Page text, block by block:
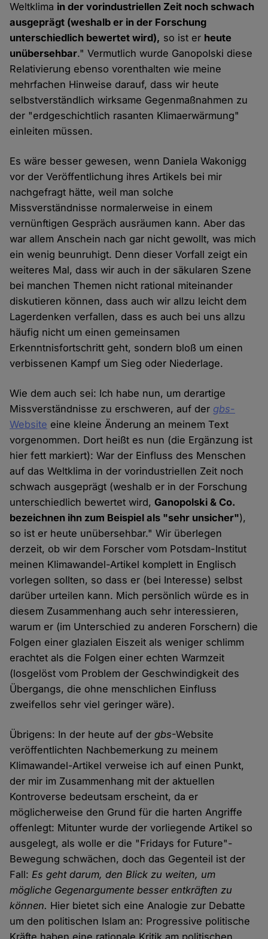
Weltklima in der vorindustriellen Zeit noch schwach
ausgeprägt (weshalb er in der Forschung
unterschiedlich bewertet wird), so ist er heute
unübersehbar." Vermutlich wurde Ganopolski diese
Relativierung ebenso vorenthalten wie meine
mehrfachen Hinweise darauf, dass wir heute
selbstverständlich wirksame Gegenmaßnahmen zu
der "erdgeschichtlich rasanten Klimaerwärmung"
einleiten müssen.
Es wäre besser gewesen, wenn Daniela Wakonigg
vor der Veröffentlichung ihres Artikels bei mir
nachgefragt hätte, weil man solche
Missverständnisse normalerweise in einem
vernünftigen Gespräch ausräumen kann. Aber das
war allem Anschein nach gar nicht gewollt, was mich
ein wenig beunruhigt. Denn dieser Vorfall zeigt ein
weiteres Mal, dass wir auch in der säkularen Szene
bei manchen Themen nicht rational miteinander
diskutieren können, dass auch wir allzu leicht dem
Lagerdenken verfallen, dass es auch bei uns allzu
häufig nicht um einen gemeinsamen
Erkenntnisfortschritt geht, sondern bloß um einen
verbissenen Kampf um Sieg oder Niederlage.
Wie dem auch sei: Ich habe nun, um derartige
Missverständnisse zu erschweren, auf der gbs-
Website eine kleine Änderung an meinem Text
vorgenommen. Dort heißt es nun (die Ergänzung ist
hier fett markiert): War der Einfluss des Menschen
auf das Weltklima in der vorindustriellen Zeit noch
schwach ausgeprägt (weshalb er in der Forschung
unterschiedlich bewertet wird,Ganopolski & Co.
bezeichnen ihn zum Beispiel als "sehr unsicher"),
so ist er heute unübersehbar." Wir überlegen
derzeit, ob wir dem Forscher vom Potsdam-Institut
meinen Klimawandel-Artikel komplett in Englisch
vorlegen sollten, so dass er (bei Interesse) selbst
darüber urteilen kann. Mich persönlich würde es in
diesem Zusammenhang auch sehr interessieren,
warum er (im Unterschied zu anderen Forschern) die
Folgen einer glazialen Eiszeit als weniger schlimm
erachtet als die Folgen einer echten Warmzeit
(losgelöst vom Problem der Geschwindigkeit des
Übergangs, die ohne menschlichen Einfluss
zweifellos sehr viel geringer wäre).
Übrigens: In der heute auf dergbs-Website
veröffentlichten Nachbemerkung zu meinem
Klimawandel-Artikel verweise ich auf einen Punkt,
der mir im Zusammenhang mit der aktuellen
Kontroverse bedeutsam erscheint, da er
möglicherweise den Grund für die harten Angriffe
offenlegt: Mitunter wurde der vorliegende Artikel so
ausgelegt, als wolle er die "Fridays for Future"-
Bewegung schwächen, doch das Gegenteil ist der
Fall:Es geht darum, den Blick zu weiten, um
mögliche Gegenargumente besser entkräften zu
können. Hier bietet sich eine Analogie zur Debatte
um den politischen Islam an: Progressive politische